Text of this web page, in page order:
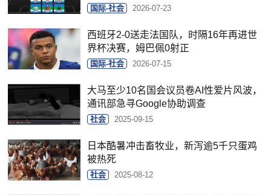
国际-社会 2026-07-23
西班牙2-0送走法国队，时隔16年再进世
界杯决赛，姆巴佩0射正
国际-社会 2026-07-15
大马至少10名国会议员卷AI性爱片风波，
通讯部急寻Google协助调查
社会 2025-09-15
日本酷暑冲击畜牧业，新泻逾5千只蛋鸡
被热死
社会 2025-08-12